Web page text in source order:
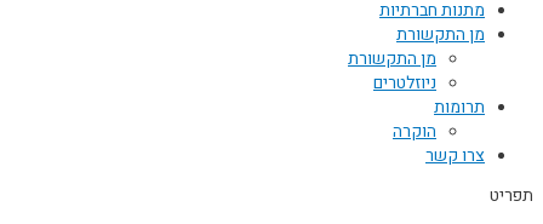
מתנות חברתיות
מן התקשורת
מן התקשורת
ניוזלטרים
תרומות
הוקרה
צרו קשר
תפריט